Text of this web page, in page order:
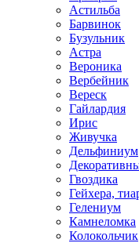
Астильбa
Барвинок
Бузульник
Астра
Вероника
Вербейник
Вереск
Гайлардия
Ирис
Живучка
Дельфиниум
Гвоздика
Гейхера,
Гелениум
Камнеломка
Колокольчик